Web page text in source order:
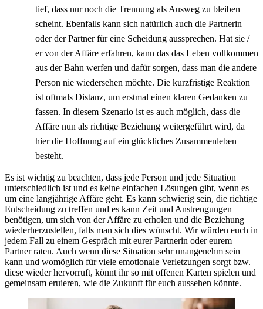
tief, dass nur noch die Trennung als Ausweg zu bleiben
scheint. Ebenfalls kann sich natürlich auch die Partnerin
oder der Partner für eine Scheidung aussprechen. Hat sie /
er von der Affäre erfahren, kann das das Leben vollkommen
aus der Bahn werfen und dafür sorgen, dass man die andere
Person nie wiedersehen möchte. Die kurzfristige Reaktion
ist oftmals Distanz, um erstmal einen klaren Gedanken zu
fassen. In diesem Szenario ist es auch möglich, dass die
Affäre nun als richtige Beziehung weitergeführt wird, da
hier die Hoffnung auf ein glückliches Zusammenleben
besteht.
Es ist wichtig zu beachten, dass jede Person und jede Situation
unterschiedlich ist und es keine einfachen Lösungen gibt, wenn es
um eine langjährige Affäre geht. Es kann schwierig sein, die richtige
Entscheidung zu treffen und es kann Zeit und Anstrengungen
benötigen, um sich von der Affäre zu erholen und die Beziehung
wiederherzustellen, falls man sich dies wünscht. Wir würden euch in
jedem Fall zu einem Gespräch mit eurer Partnerin oder eurem
Partner raten. Auch wenn diese Situation sehr unangenehm sein
kann und womöglich für viele emotionale Verletzungen sorgt bzw.
diese wieder hervorruft, könnt ihr so mit offenen Karten spielen und
gemeinsam eruieren, wie die Zukunft für euch aussehen könnte.